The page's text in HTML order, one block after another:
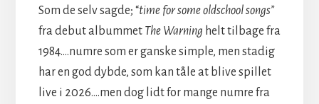
Som de selv sagde; “time for some oldschool songs”
fra debut albummet The Warning helt tilbage fra
1984….numre som er ganske simple, men stadig
har en god dybde, som kan tåle at blive spillet
live i 2026….men dog lidt for mange numre fra